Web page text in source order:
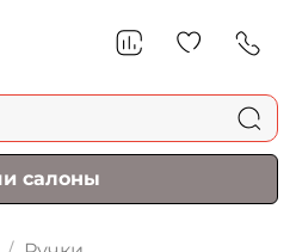
салоны